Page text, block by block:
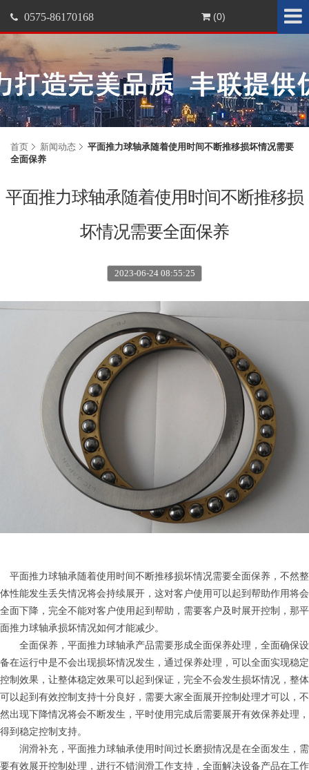
0575-86170168 (0)
首页 新闻动态
平面推力球轴承随着使用时间不断推移损坏情况需要
全面保养
平面推力球轴承随着使用时间不断推移损
坏情况需要全面保养
2023-06-24 08:55:25
平面推力球轴承随着使用时间不断推移损坏情况需要全面保养，不然整
体性能发生丢失情况将会持续展开，这对客户使用可以起到帮助作用将会
全面下降，完全不能对客户使用起到帮助，需要客户及时展开控制，那平
面推力球轴承损坏情况如何才能减少。
全面保养，平面推力球轴承产品需要形成全面保养处理，全面确保设
备在运行中是不会出现损坏情况发生，通过保养处理，可以全面实现稳定
控制效果，让整体稳定效果可以起到保证，完全不会发生损坏情况，整体
可以起到有效控制支持十分良好，需要大家全面展开控制处理才可以，不
然出现下降情况将会不断发生，平时使用完成后需要展开有效保养处理，
得到稳定控制支持。
润滑补充，平面推力球轴承使用时间过长磨损情况是在全面发生，需
要有效展开控制处理，进行不错润滑工作支持，全面解决设备产品在工作